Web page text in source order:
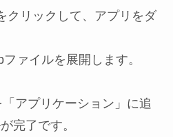
クリックして、アプリをダ
ァイルを展開します。
アプリケーション」に追
完了です。